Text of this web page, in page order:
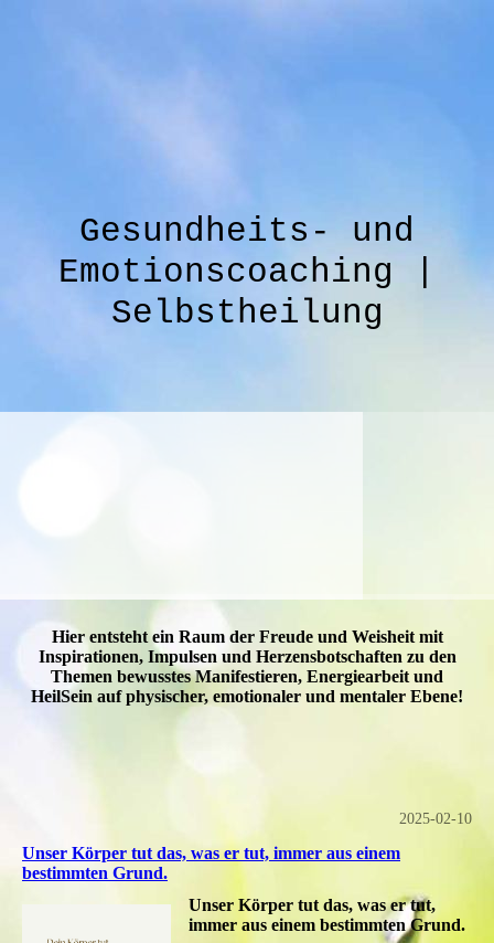
Gesundheits- und
Emotionscoaching |
Selbstheilung
Hier entsteht ein Raum der Freude und Weisheit mit
Inspirationen, Impulsen und Herzensbotschaften zu den
Themen bewusstes Manifestieren, Energiearbeit und
HeilSein auf physischer, emotionaler und mentaler Ebene!
2025-02-10
Unser Körper tut das, was er tut, immer aus einem
bestimmten Grund.
Unser Körper tut das, was er tut,
immer aus einem bestimmten Grund.